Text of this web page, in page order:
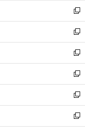
く
で
開
く
ド
ウ
で
開
く
ィ
ン
ド
ウ
で
開
く
し
い
ウ
ィ
ン
ド
ウ
で
開
く
新
し
い
ウ
ィ
ン
ド
ウ
で
開
く
新
し
い
ウ
ィ
ン
ド
ウ
で
開
新
し
い
ウ
ィ
ン
ド
ウ
新
し
い
ウ
ィ
ン
新
し
い
ウ
新
し